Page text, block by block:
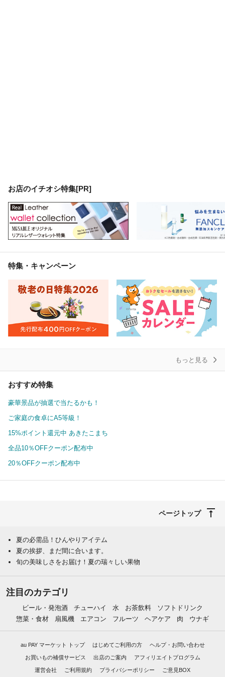
お店のイチオシ特集[PR]
特集・キャンペーン
もっと見る
おすすめ特集
豪華景品が抽選で当たるかも！
ご家庭の食卓にA5等級！
15%ポイント還元中 あきたこまち
全品10％OFFクーポン配布中
20％OFFクーポン配布中
ページトップ
夏の必需品！ひんやりアイテム
夏の挨拶、まだ間に合います。
旬の美味しさをお届け！夏の瑞々しい果物
注目のカテゴリ
ビール・発泡酒 チューハイ 水 お茶飲料
ソフトドリンク
惣菜・食材
扇風機 エアコン フルーツ ヘアケア 肉 ウナギ
au PAY マーケット トップ はじめてご利用の方 ヘルプ・お問い合わせ
お買いもの補償サービス 出店のご案内 アフィリエイトプログラム
運営会社 ご利用規約 プライバシーポリシー ご意見BOX